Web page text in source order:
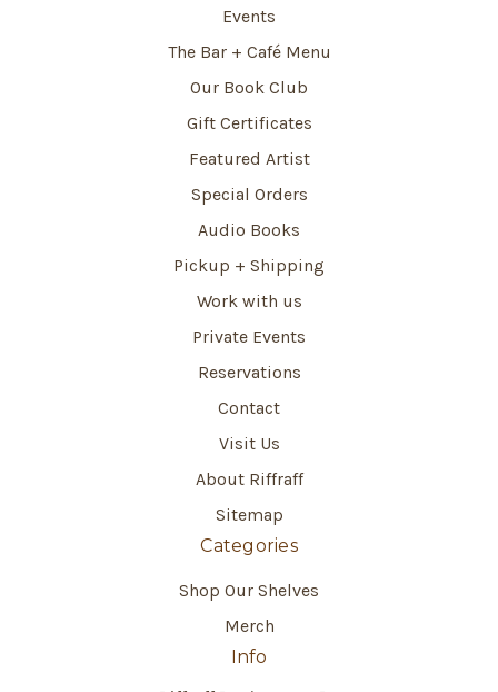
Events
The Bar + Café Menu
Our Book Club
Gift Certificates
Featured Artist
Special Orders
Audio Books
Pickup + Shipping
Work with us
Private Events
Reservations
Contact
Visit Us
About Riffraff
Sitemap
Categories
Shop Our Shelves
Merch
Info